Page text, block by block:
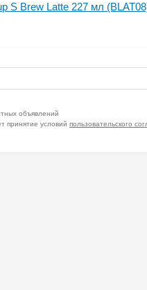
S Brew Latte 227 мл
объявлений
принятие условий пользовательского